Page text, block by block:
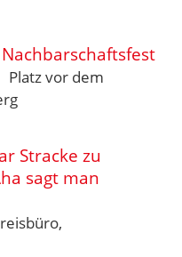
Platz vor dem
Stracke zu
sagt man